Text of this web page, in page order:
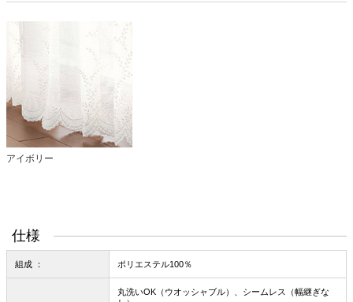
アイボリー
仕様
組成 ： ポリエステル100％
丸洗いOK（ウオッシャブル）、シームレス（幅継ぎな